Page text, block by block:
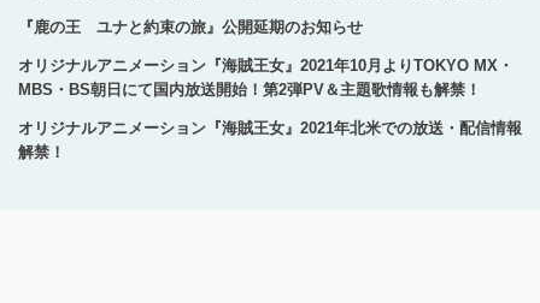
『鹿の王 ユナと約束の旅』公開延期のお知らせ
オリジナルアニメーション『海賊王女』2021年10月よりTOKYO MX・
MBS・BS朝日にて国内放送開始！第2弾PV＆主題歌情報も解禁！
オリジナルアニメーション『海賊王女』2021年北米での放送・配信情報
解禁！